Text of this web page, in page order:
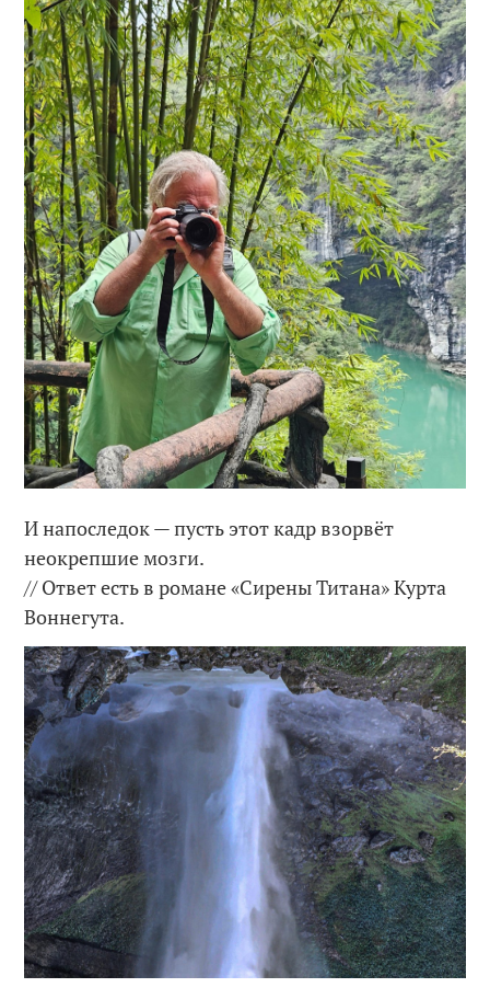
И напоследок — пусть этот кадр взорвёт
неокрепшие мозги.
// Ответ есть в романе «Сирены Титана» Курта
Воннегута.